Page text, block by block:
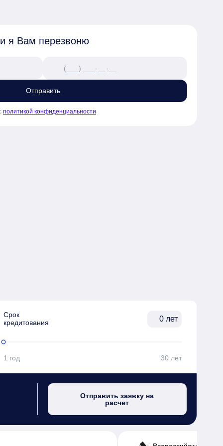
я Вам перезвоню
Отправить
политикой конфиденциальности
Срок
кредитования
лет
1 год 30 лет
Отправить заявку на
расчет